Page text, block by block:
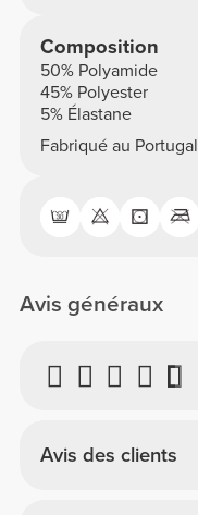
Composition
50% Polyamide
45% Polyester
5% Élastane
Fabriqué au Portugal
Avis généraux
Avis des clients